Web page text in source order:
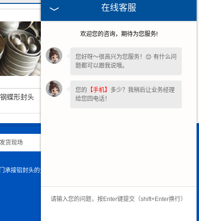
蝶形封头 河北S30408椭圆封头
发货现场
接铝封头的生产与加工,欢迎致电咨询.
在线客服
欢迎您的咨询，期待为您服务!
您好呀～很高兴为您服务！😊 有什么问
题都可以跟我说哦。
您的 【手机】 多少？我稍后让业务经理
给您回电话！